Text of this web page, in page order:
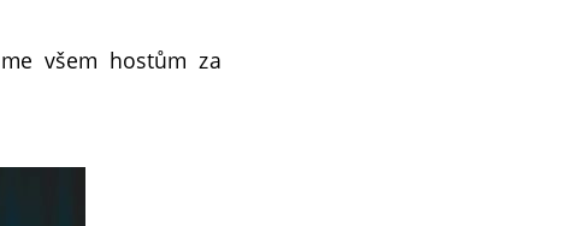
všem hostům za